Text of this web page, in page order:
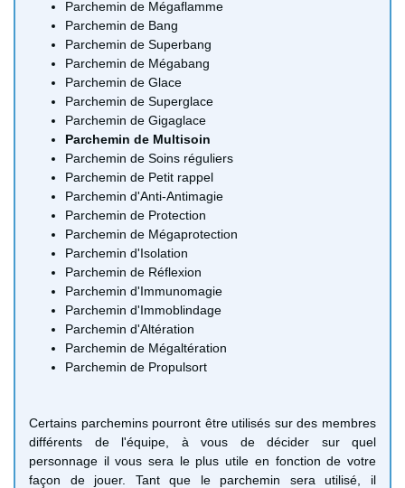
Parchemin de Mégaflamme
Parchemin de Bang
Parchemin de Superbang
Parchemin de Mégabang
Parchemin de Glace
Parchemin de Superglace
Parchemin de Gigaglace
Parchemin de Multisoin
Parchemin de Soins réguliers
Parchemin de Petit rappel
Parchemin d'Anti-Antimagie
Parchemin de Protection
Parchemin de Mégaprotection
Parchemin d'Isolation
Parchemin de Réflexion
Parchemin d'Immunomagie
Parchemin d'Immoblindage
Parchemin d'Altération
Parchemin de Mégaltération
Parchemin de Propulsort
Certains parchemins pourront être utilisés sur des membres
différents de l'équipe, à vous de décider sur quel
personnage il vous sera le plus utile en fonction de votre
façon de jouer. Tant que le parchemin sera utilisé, il